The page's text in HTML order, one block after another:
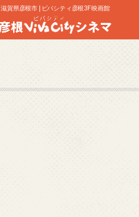
滋賀県彦根市 | ビバシティ彦根3F 映画館